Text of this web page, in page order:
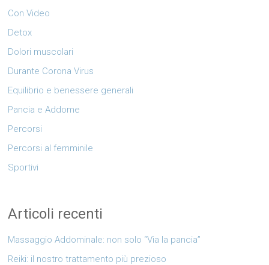
Con Video
Detox
Dolori muscolari
Durante Corona Virus
Equilibrio e benessere generali
Pancia e Addome
Percorsi
Percorsi al femminile
Sportivi
Articoli recenti
Massaggio Addominale: non solo “Via la pancia”
Reiki: il nostro trattamento più prezioso